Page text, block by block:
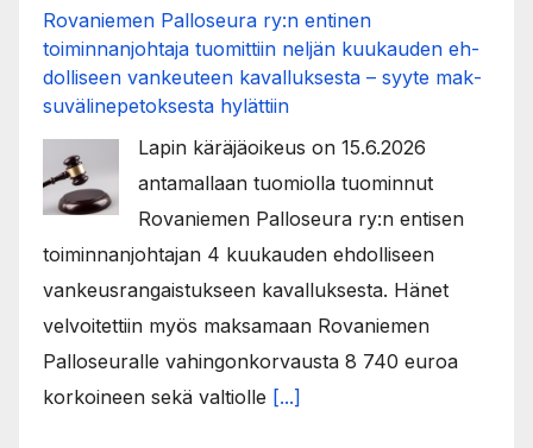
Rovaniemen Palloseura ry:n entinen
toiminnanjohtaja tuo­mit­tiin neljän kuu­kau­den eh­
dol­li­seen van­keu­teen ka­val­luk­ses­ta – syyte mak­
su­vä­li­ne­pe­tok­ses­ta hy­lät­tiin
Lapin käräjäoikeus on 15.6.2026
antamallaan tuomiolla tuominnut
Rovaniemen Palloseura ry:n entisen
toiminnanjohtajan 4 kuukauden ehdolliseen
vankeusrangaistukseen kavalluksesta. Hänet
velvoitettiin myös maksamaan Rovaniemen
Palloseuralle vahingonkorvausta 8 740 euroa
korkoineen sekä valtiolle [...]